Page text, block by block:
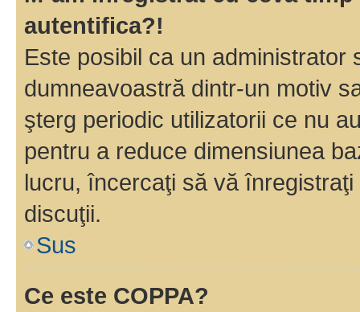
autentifica?!
Este posibil ca un
dumneavoastră dintr-un motiv
şterg periodic utilizatorii ce nu
pentru a reduce dimensiunea
lucru, încercaţi să vă
discuţii.
Sus
Ce este COPPA?